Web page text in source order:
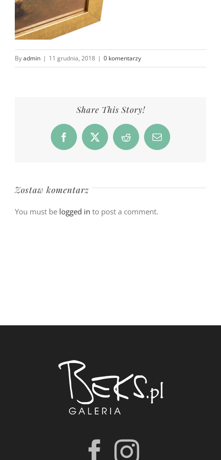
Byadmin | 11 grudnia, 2018 | 0 komentarzy
Share This Story!
Facebook
X Reddit Email
Zostaw komentarz
You must be logged in to post a comment.